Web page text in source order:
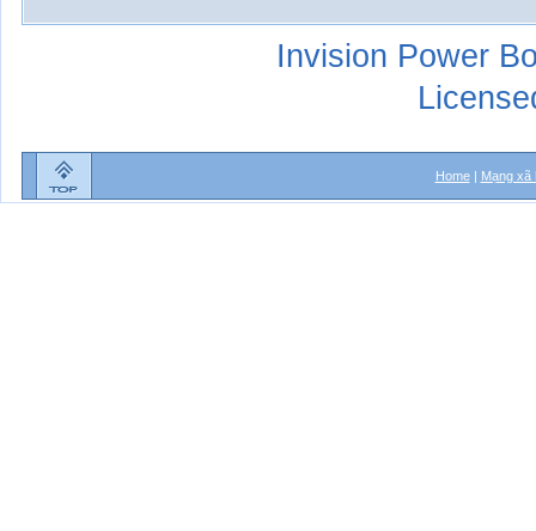
Invision Power
Home| Mạng xã